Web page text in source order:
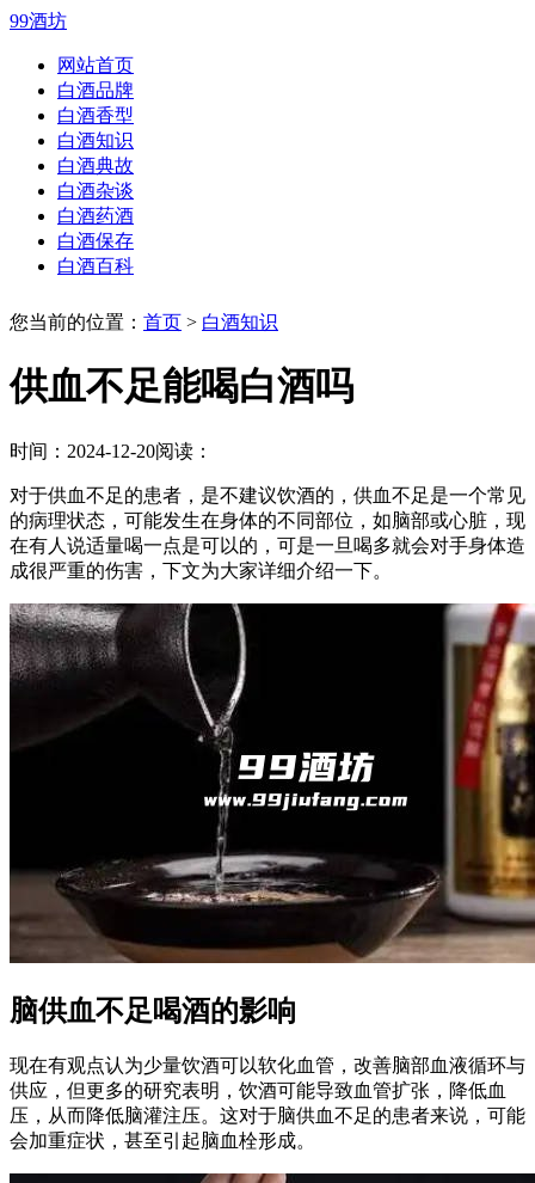
99酒坊
网站首页
白酒品牌
白酒香型
白酒知识
白酒典故
白酒杂谈
白酒药酒
白酒保存
白酒百科
您当前的位置： 首页 > 白酒知识
供血不足能喝白酒吗
时间：2024-12-20阅读：
对于供血不足的患者，是不建议饮酒的，供血不足是一个常见
的病理状态，可能发生在身体的不同部位，如脑部或心脏，现
在有人说适量喝一点是可以的，可是一旦喝多就会对手身体造
成很严重的伤害，下文为大家详细介绍一下。
脑供血不足喝酒的影响
现在有观点认为少量饮酒可以软化血管，改善脑部血液循环与
供应，但更多的研究表明，饮酒可能导致血管扩张，降低血
压，从而降低脑灌注压。这对于脑供血不足的患者来说，可能
会加重症状，甚至引起脑血栓形成。